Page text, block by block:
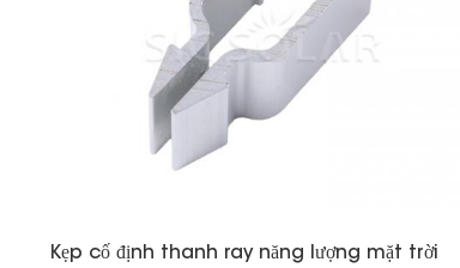
Kẹp cố định thanh ray năng lượng mặt trời